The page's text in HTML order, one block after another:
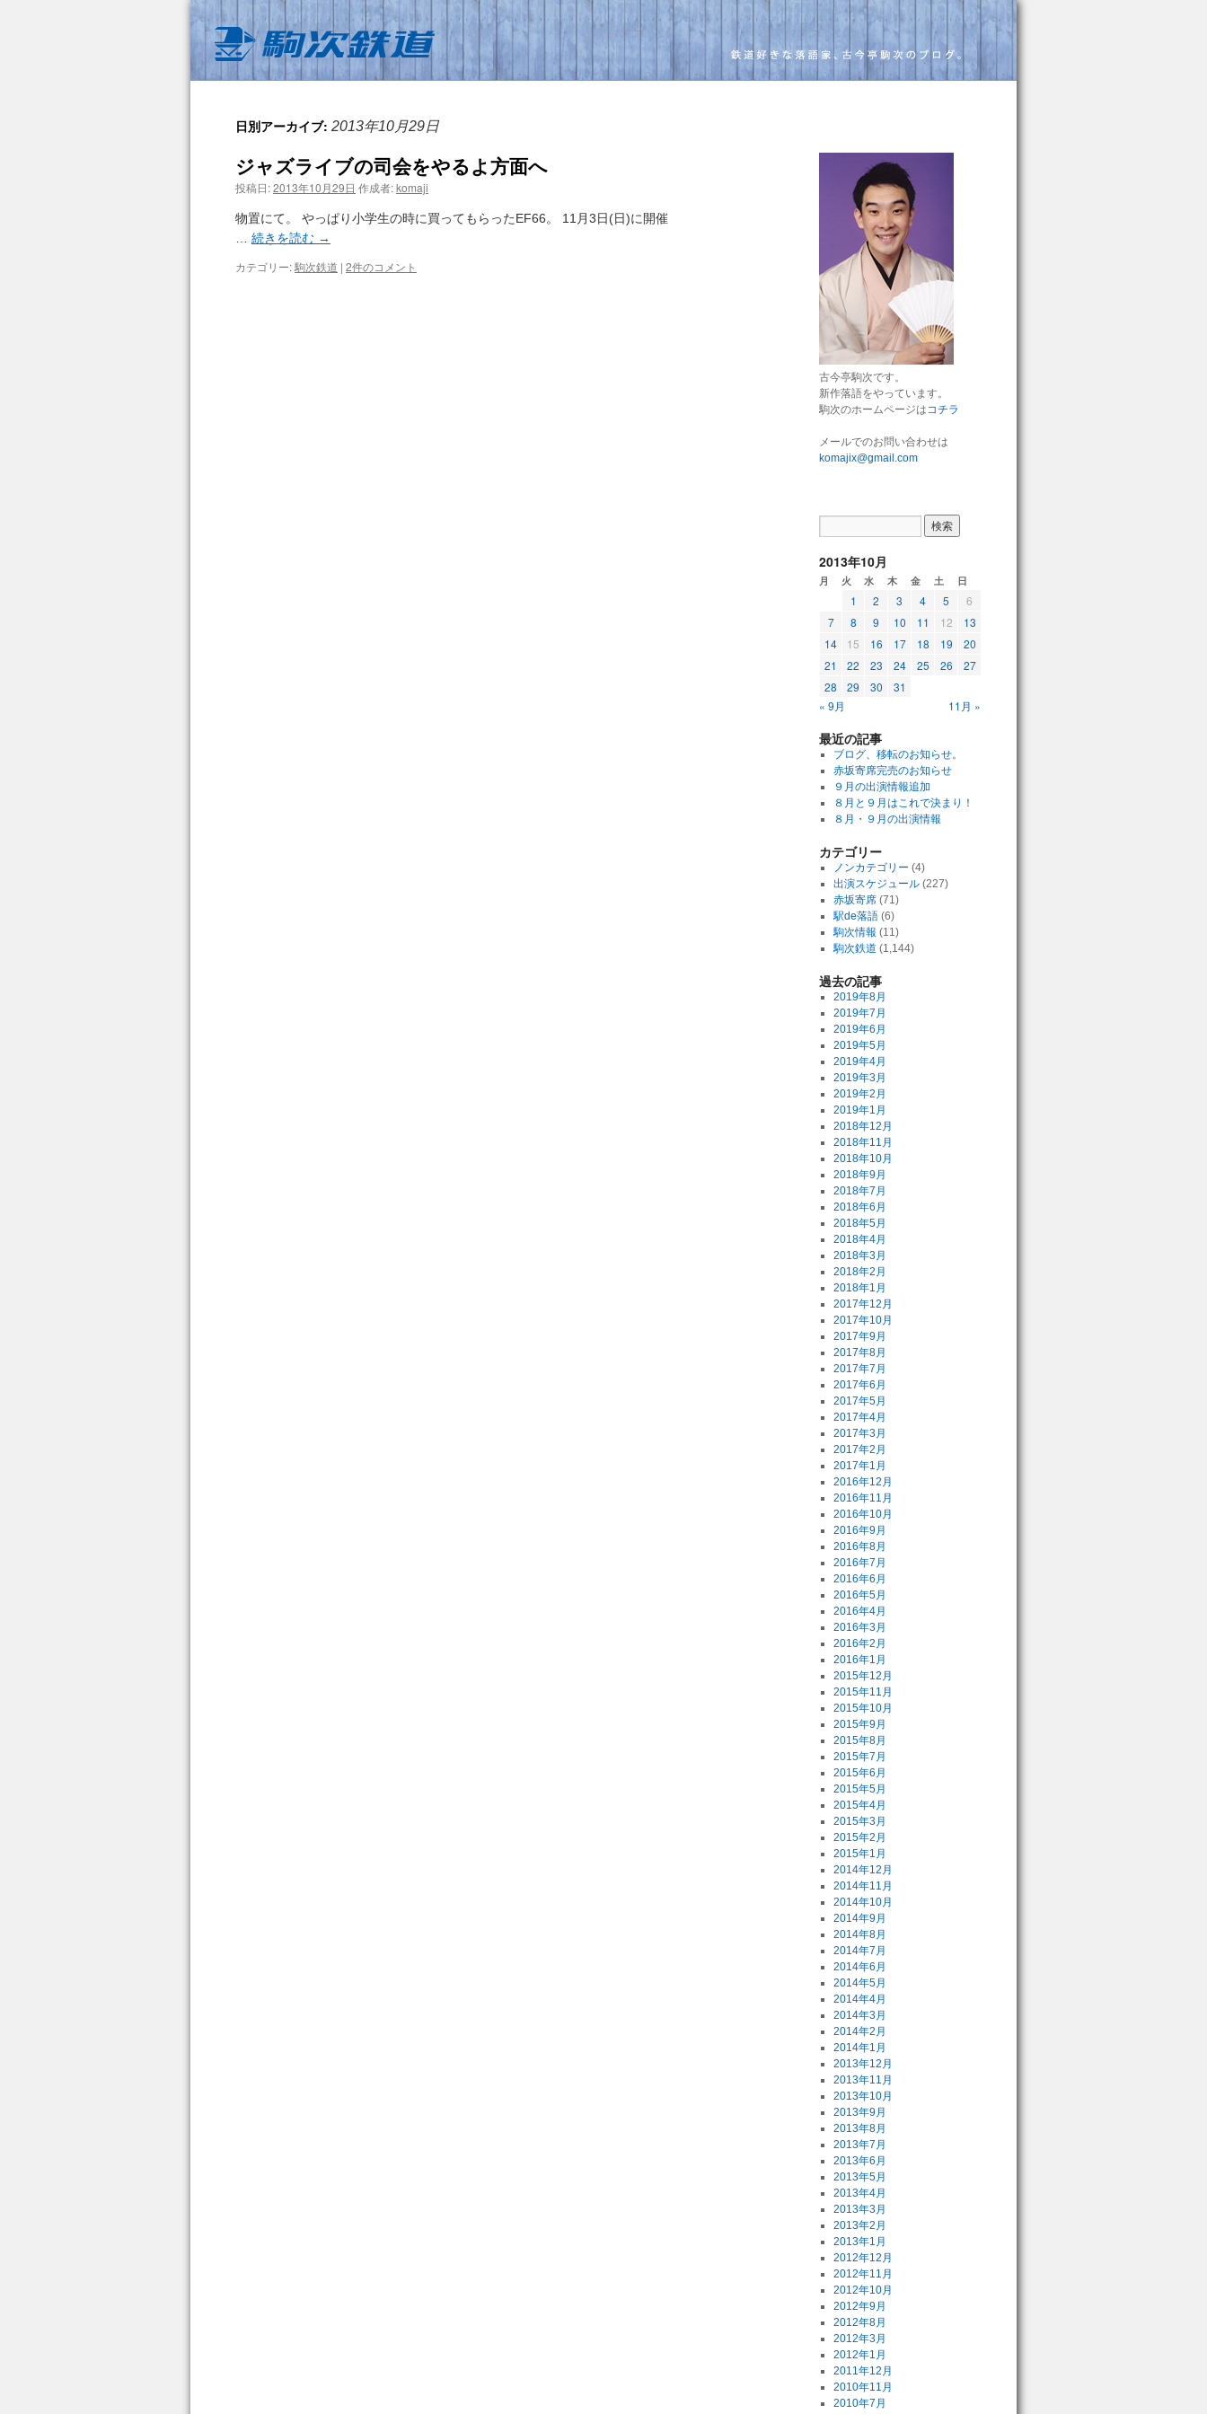
日別アーカイブ: 2013年10月29日
ジャズライブの司会をやるよ方面へ
投稿日:2013年10月29日 作成者:komaji
物置にて。 やっぱり小学生の時に買ってもらったEF66。 11月3日(日)に開催
続きを読む →
カテゴリー:駒次鉄道 | 2件のコメント
古今亭駒次です。
新作落語をやっています。
駒次のホームページはコチラ
メールでのお問い合わせは
komajix@gmail.com
2013年10月
月 火 水 木 金 土 日
1 2 3 4 5
6
7
8 9 10 11 12
13
14
15 16 17 18 19
20
21
22 23 24 25 26
27
28
29 30
31
« 9月
11月 »
最近の記事
ブログ、移転のお知らせ。
赤坂寄席完売のお知らせ
９月の出演情報追加
８月と９月はこれで決まり！
８月・９月の出演情報
カテゴリー
ノンカテゴリー (4)
出演スケジュール(227)
赤坂寄席(71)
駅de落語(6)
駒次情報 (11)
駒次鉄道 (1,144)
過去の記事
2019年8月
2019年7月
2019年6月
2019年5月
2019年4月
2019年3月
2019年2月
2019年1月
2018年12月
2018年11月
2018年10月
2018年9月
2018年7月
2018年6月
2018年5月
2018年4月
2018年3月
2018年2月
2018年1月
2017年12月
2017年10月
2017年9月
2017年8月
2017年7月
2017年6月
2017年5月
2017年4月
2017年3月
2017年2月
2017年1月
2016年12月
2016年11月
2016年10月
2016年9月
2016年8月
2016年7月
2016年6月
2016年5月
2016年4月
2016年3月
2016年2月
2016年1月
2015年12月
2015年11月
2015年10月
2015年9月
2015年8月
2015年7月
2015年6月
2015年5月
2015年4月
2015年3月
2015年2月
2015年1月
2014年12月
2014年11月
2014年10月
2014年9月
2014年8月
2014年7月
2014年6月
2014年5月
2014年4月
2014年3月
2014年2月
2014年1月
2013年12月
2013年11月
2013年10月
2013年9月
2013年8月
2013年7月
2013年6月
2013年5月
2013年4月
2013年3月
2013年2月
2013年1月
2012年12月
2012年11月
2012年10月
2012年9月
2012年8月
2012年3月
2012年1月
2011年12月
2010年11月
2010年7月